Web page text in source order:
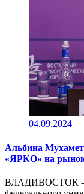
04.09.2024
Альбина
«ЯРКО» на
ВЛАДИВОСТОК -